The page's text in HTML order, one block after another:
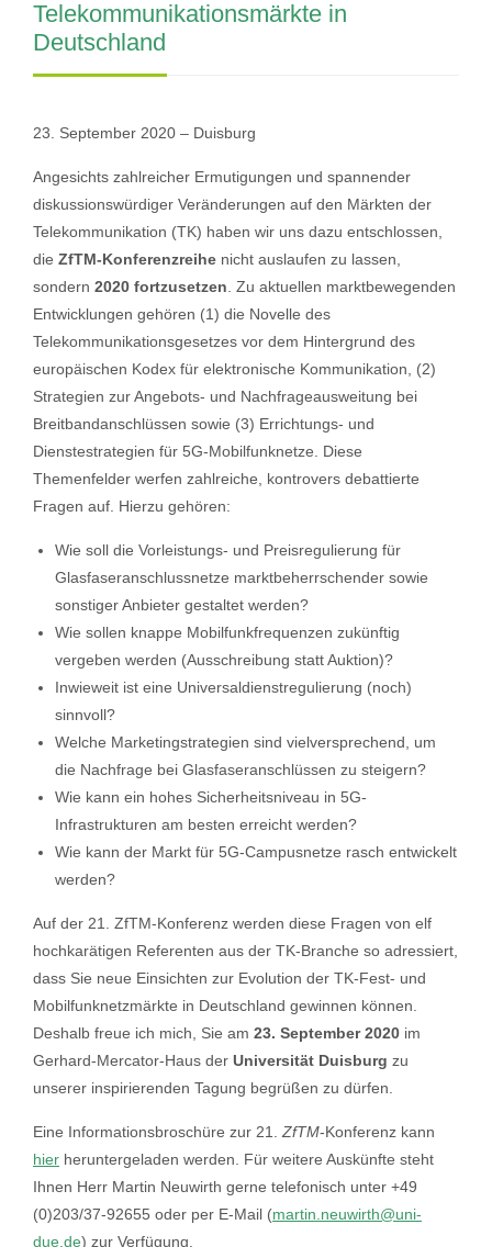
Telekommunikationsmärkte in
Deutschland
23. September 2020 – Duisburg
Angesichts zahlreicher Ermutigungen und spannender
diskussionswürdiger Veränderungen auf den Märkten der
Telekommunikation (TK) haben wir uns dazu entschlossen,
die ZfTM-Konferenzreihe nicht auslaufen zu lassen,
sondern 2020 fortzusetzen . Zu aktuellen marktbewegenden
Entwicklungen gehören (1) die Novelle des
Telekommunikationsgesetzes vor dem Hintergrund des
europäischen Kodex für elektronische Kommunikation, (2)
Strategien zur Angebots- und Nachfrageausweitung bei
Breitbandanschlüssen sowie (3) Errichtungs- und
Dienstestrategien für 5G-Mobilfunknetze. Diese
Themenfelder werfen zahlreiche, kontrovers debattierte
Fragen auf. Hierzu gehören:
Wie soll die Vorleistungs- und Preisregulierung für
Glasfaseranschlussnetze marktbeherrschender sowie
sonstiger Anbieter gestaltet werden?
Wie sollen knappe Mobilfunkfrequenzen zukünftig
vergeben werden (Ausschreibung statt Auktion)?
Inwieweit ist eine Universaldienstregulierung (noch)
sinnvoll?
Welche Marketingstrategien sind vielversprechend, um
die Nachfrage bei Glasfaseranschlüssen zu steigern?
Wie kann ein hohes Sicherheitsniveau in 5G-
Infrastrukturen am besten erreicht werden?
Wie kann der Markt für 5G-Campusnetze rasch entwickelt
werden?
Auf der 21. ZfTM-Konferenz werden diese Fragen von elf
hochkarätigen Referenten aus der TK-Branche so adressiert,
dass Sie neue Einsichten zur Evolution der TK-Fest- und
Mobilfunknetzmärkte in Deutschland gewinnen können.
Deshalb freue ich mich, Sie am 23. September 2020 im
Gerhard-Mercator-Haus der Universität Duisburg zu
unserer inspirierenden Tagung begrüßen zu dürfen.
Eine Informationsbroschüre zur 21. ZfTM-Konferenz kann
hier heruntergeladen werden. Für weitere Auskünfte steht
Ihnen Herr Martin Neuwirth gerne telefonisch unter +49
(0)203/37-92655 oder per E-Mail (martin.neuwirth@uni-
due.de) zur Verfügung.